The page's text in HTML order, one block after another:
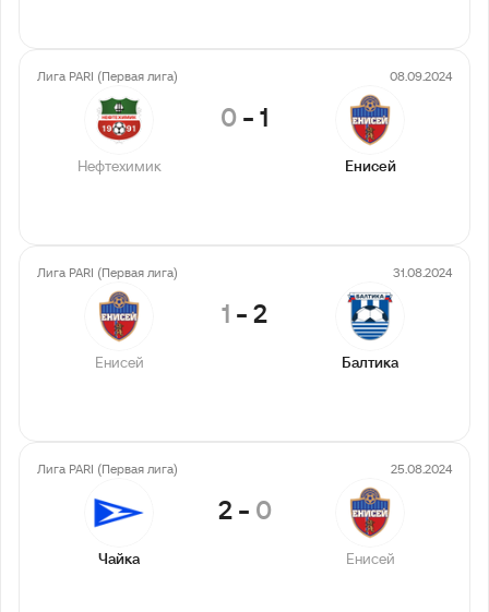
Лига PARI (Первая лига) 08.09.2024
Нефтехимик
0-1
Енисей
Лига PARI (Первая лига) 31.08.2024
Енисей
1 -2
Балтика
Лига PARI (Первая лига) 25.08.2024
Чайка
2 - 0
Енисей